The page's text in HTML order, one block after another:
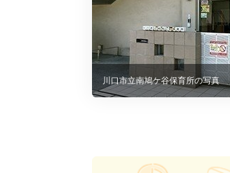
川口市立南鳩ケ谷保育所の写真